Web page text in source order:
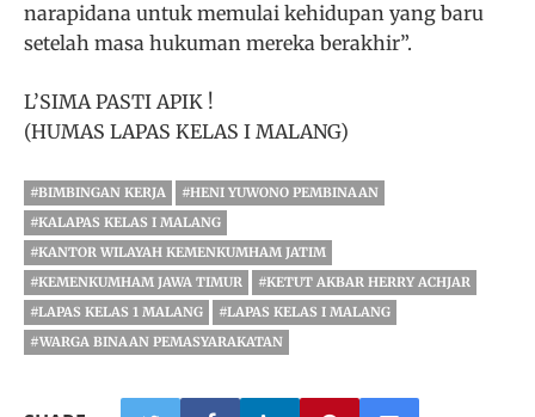
narapidana untuk memulai kehidupan yang baru
setelah masa hukuman mereka berakhir”.
L’SIMA PASTI APIK !
(HUMAS LAPAS KELAS I MALANG)
#BIMBINGAN KERJA
#HENI YUWONO PEMBINAAN
#KALAPAS KELAS I MALANG
#KANTOR WILAYAH KEMENKUMHAM JATIM
#KEMENKUMHAM JAWA TIMUR
#KETUT AKBAR HERRY ACHJAR
#LAPAS KELAS 1 MALANG
#LAPAS KELAS I MALANG
#WARGA BINAAN PEMASYARAKATAN